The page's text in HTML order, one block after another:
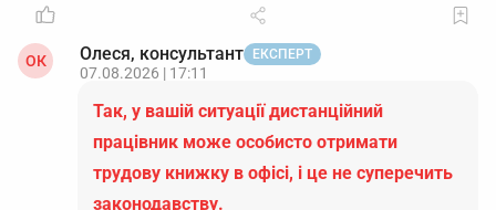
ОК Олеся, консультант ЕКСПЕРТ
07.08.2026 | 17:11
Так, у вашій ситуації дистанційний
працівник може особисто отримати
трудову книжку в офісі, і це не суперечить
законодавству.